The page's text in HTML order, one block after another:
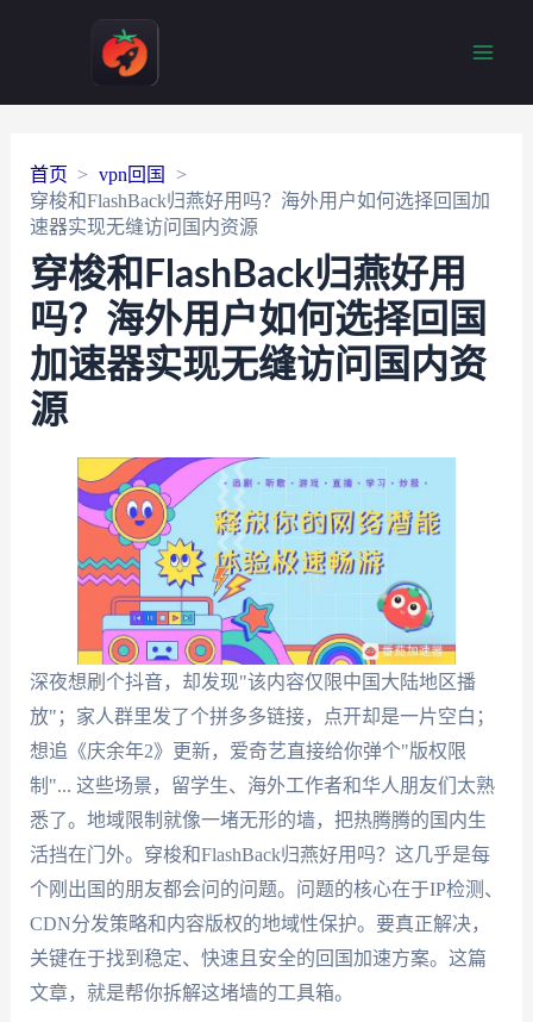
首页
vpn回国
穿梭和FlashBack归燕好用吗？海外用户如何选择回国加
速器实现无缝访问国内资源
穿梭和FlashBack归燕好用
吗？海外用户如何选择回国
加速器实现无缝访问国内资
源
深夜想刷个抖音，却发现"该内容仅限中国大陆地区播
放"；家人群里发了个拼多多链接，点开却是一片空白；
想追《庆余年2》更新，爱奇艺直接给你弹个"版权限
制"... 这些场景，留学生、海外工作者和华人朋友们太熟
悉了。地域限制就像一堵无形的墙，把热腾腾的国内生
活挡在门外。穿梭和FlashBack归燕好用吗？这几乎是每
个刚出国的朋友都会问的问题。问题的核心在于IP检测、
CDN分发策略和内容版权的地域性保护。要真正解决，
关键在于找到稳定、快速且安全的回国加速方案。这篇
文章，就是帮你拆解这堵墙的工具箱。